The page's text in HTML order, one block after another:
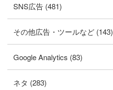
SNS広告 (481)
その他広告・ツールなど (143)
Google Analytics (83)
ネタ (283)